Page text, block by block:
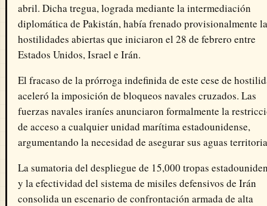
abril. Dicha tregua, lograda mediante la intermediación
diplomática de Pakistán, había frenado provisionalmente
hostilidades abiertas que iniciaron el 28 de febrero entre
Estados Unidos, Israel e Irán.
El fracaso de la prórroga indefinida de este cese de
aceleró la imposición de bloqueos navales cruzados. Las
fuerzas navales iraníes anunciaron formalmente la
de acceso a cualquier unidad marítima estadounidense,
argumentando la necesidad de asegurar sus aguas
La sumatoria del despliegue de 15,000 tropas
y la efectividad del sistema de misiles defensivos de Irán
consolida un escenario de confrontación armada de alta